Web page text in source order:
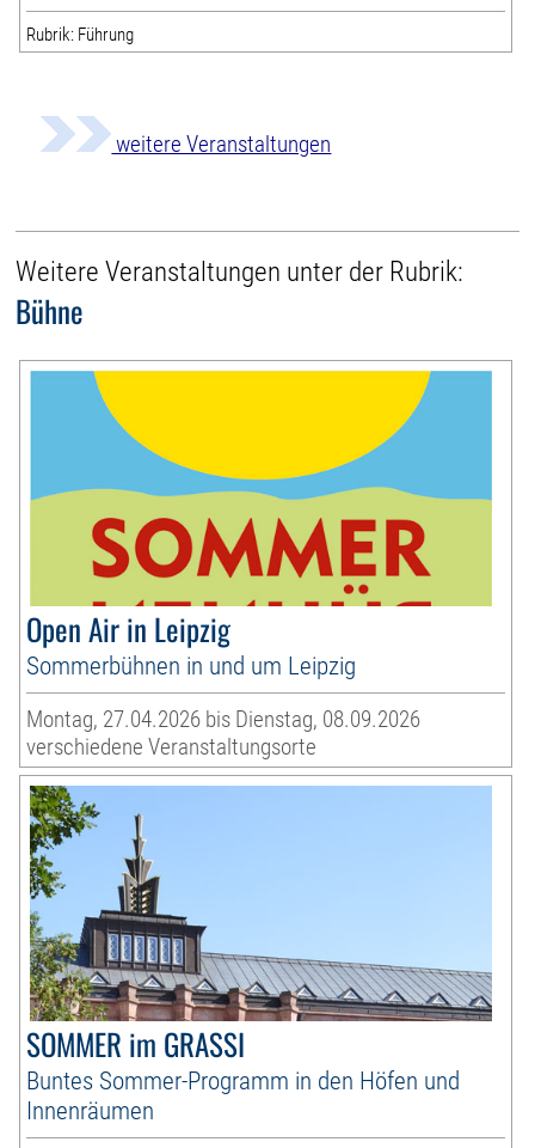
Rubrik: Führung
weitere Veranstaltungen
Weitere Veranstaltungen unter der Rubrik:
Bühne
Open Air in Leipzig
Sommerbühnen in und um Leipzig
Montag, 27.04.2026 bis Dienstag, 08.09.2026
verschiedene Veranstaltungsorte
SOMMER im GRASSI
Buntes Sommer-Programm in den Höfen und
Innenräumen